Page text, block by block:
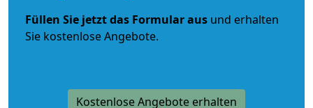
Füllen Sie jetzt das Formular aus und erhalten
Sie kostenlose Angebote.
Kostenlose Angebote erhalten